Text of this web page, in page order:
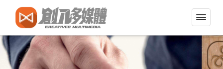
切
換
導